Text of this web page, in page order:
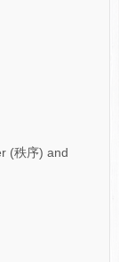
(秩序) and